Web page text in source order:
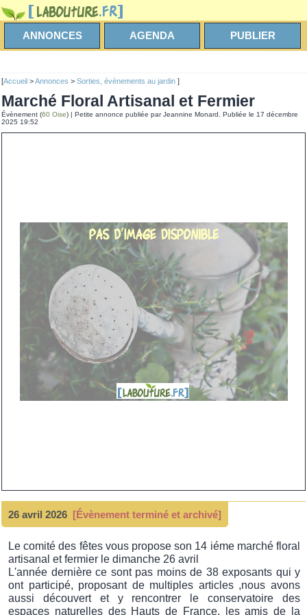
ANNONCES AGENDA PUBLIER
[Accueil >Annonces > Sorties, évènements au jardin ]
Marché Floral Artisanal et Fermier
Évènement (60 Oise) | Petite annonce publiée par Jeannine Monard. Publiée le 17 décembre
2025 19:52
26 avril 2026 [Évènement terminé et archivé]
Le comité des fêtes vous propose son 14 iéme marché floral
artisanal et fermier le dimanche 26 avril
L'année dernière ce sont pas moins de 38 exposants qui y
ont participé, proposant de multiples articles ,nous avons
aussi découvert et y rencontrer le conservatoire des
espaces naturelles des Hauts de France, les amis de la